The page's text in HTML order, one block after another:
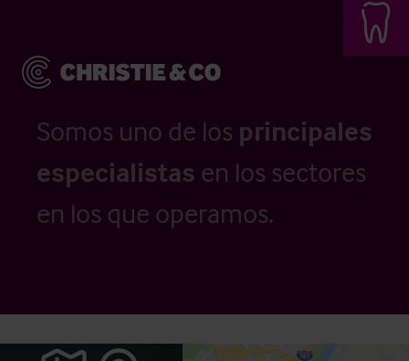
Somos uno de los principales
especialistas en los sectores
en los que operamos.